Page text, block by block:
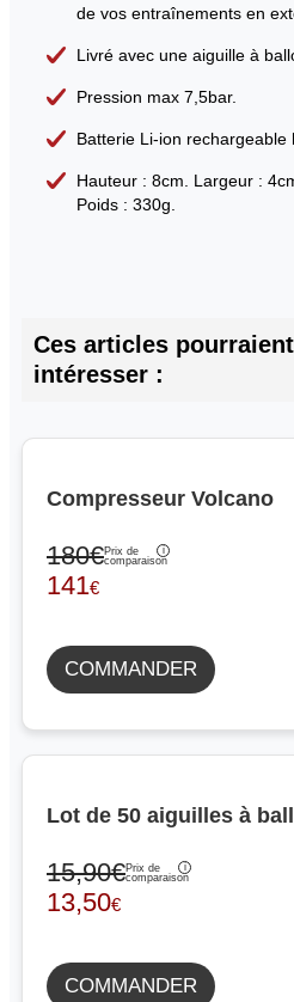
de vos entraînements en
Livré avec une aiguille à
Pression max 7,5bar.
Batterie Li-ion rechargeable
Hauteur : 8cm. Largeur :
Poids : 330g.
Ces articles
intéresser :
Compresseur Volcano
180€Prix de
comparaison
141€
COMMANDER
Lot de 50 aiguilles à
15,90€Prix de
comparaison
13,50€
COMMANDER